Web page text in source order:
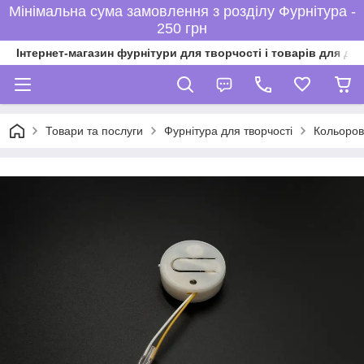
Мінімальна сума замовлення з розділу Фурнітура -
250 грн
Інтернет-магазин фурнітури для творчості і товарів для
Товари та послуги Фурнітура для творчості